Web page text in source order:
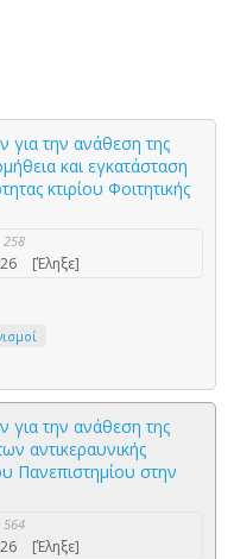
την ανάθεση της
και εγκατάσταση
κτιρίου Φοιτητικής
258
[Έληξε]
την ανάθεση της
αντικεραυνικής
Πανεπιστημίου στην
564
[Έληξε]